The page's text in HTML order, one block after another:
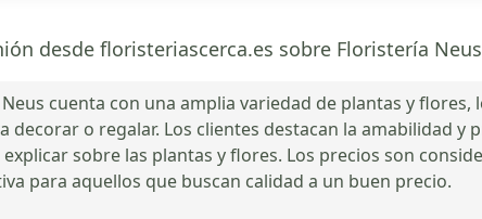
desde floristeriascerca.es sobre Floristería Neus
cuenta con una amplia variedad de plantas y
decorar o regalar. Los clientes destacan la amabilidad
sobre las plantas y flores. Los precios son
para aquellos que buscan calidad a un buen precio.